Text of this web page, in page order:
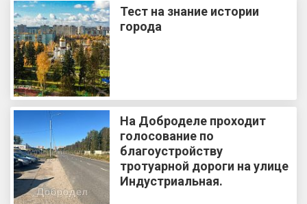
Тест на знание истории
города
На Доброделе проходит
голосование по
благоустройству
тротуарной дороги на улице
Индустриальная.